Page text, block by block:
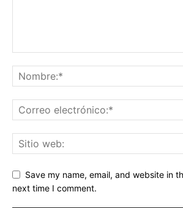
Save my name, email, and website in
next time I comment.